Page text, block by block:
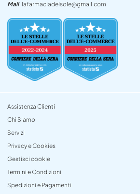
Mail lafarmaciadelsole@gmail.com
Assistenza Clienti
Chi Siamo
Servizi
Privacy e Cookies
Gestisci cookie
Termini e Condizioni
Spedizioni e Pagamenti